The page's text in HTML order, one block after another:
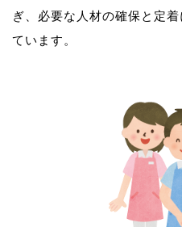
ぎ、必要な人材の確保と定
ています。